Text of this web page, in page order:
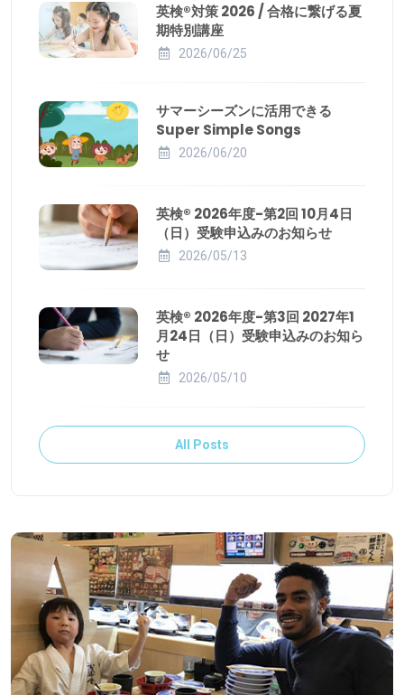
英検®対策 2026 / 合格に繋げる夏
期特別講座
2026/06/25
サマーシーズンに活用できる
Super Simple Songs
2026/06/20
英検® 2026年度-第2回 10月4日
（日）受験申込みのお知らせ
2026/05/13
英検® 2026年度-第3回 2027年1
月24日（日）受験申込みのお知ら
せ
2026/05/10
All Posts